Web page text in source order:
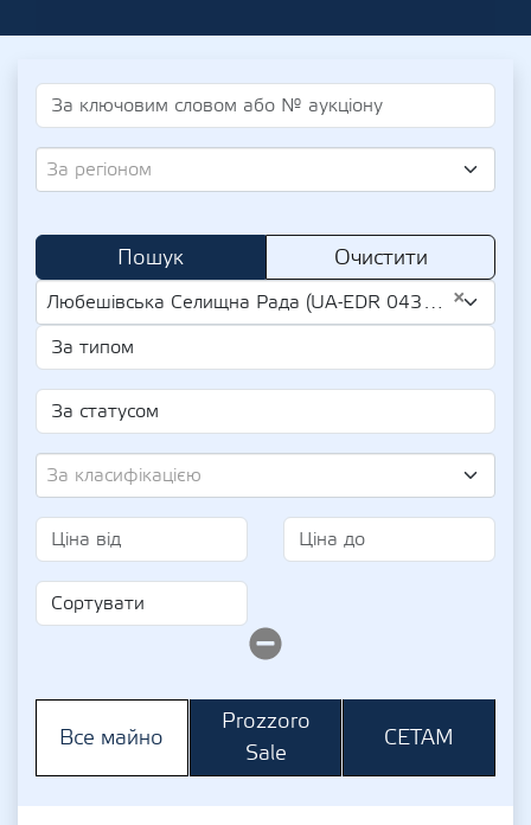
За регіоном
Пошук Очистити
×
Любешівська Селищна Рада (UA-EDR 04333170)
За класифікацією
Все майно
Prozzoro
Sale
СЕТАМ